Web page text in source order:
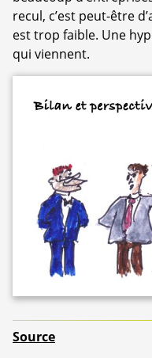
recul, c’est peut-être
est trop faible. Une
qui viennent.
Source